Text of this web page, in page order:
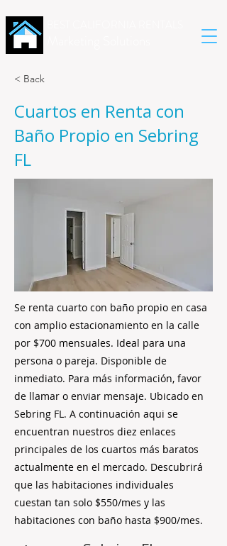
< Back
Cuartos en Renta con
Baño Propio en Sebring
FL
Se renta cuarto con baño propio en casa
con amplio estacionamiento en la calle
por $700 mensuales. Ideal para una
persona o pareja. Disponible de
inmediato. Para más información, favor
de llamar o enviar mensaje. Ubicado en
Sebring FL. A continuación aqui se
encuentran nuestros diez enlaces
principales de los cuartos más baratos
actualmente en el mercado. Descubrirá
que las habitaciones individuales
cuestan tan solo $550/mes y las
habitaciones con baño hasta $900/mes.